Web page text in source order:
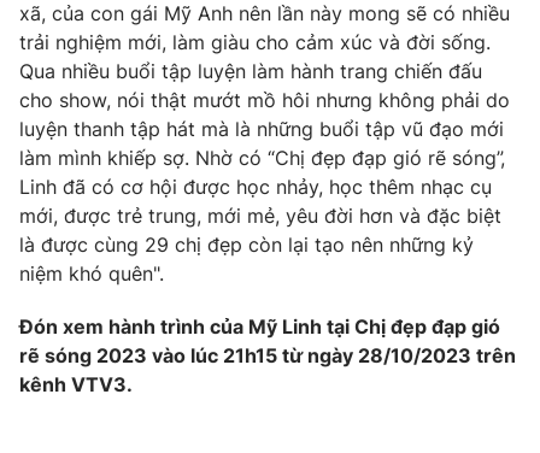
THỜI BÁO VTV
Theo dõi báo trên
Cơ quan chủ quản:Đài Truyền hình Việt Nam
Cơ quan báo chí:Thời báo VTV
Giấy phép hoạt động báo in và báo điện tử số 483/GP-BTTTT
Tổng Biên tập:Vũ Thanh Thủy
Phó Tổng Biên tập:
Nguyễn Trọng Ninh
xã, của con gái Mỹ Anh nên lần này mong sẽ có nhiều
trải nghiệm mới, làm giàu cho cảm xúc và đời sống.
Qua nhiều buổi tập luyện làm hành trang chiến đấu
cho show, nói thật mướt mồ hôi nhưng không phải do
luyện thanh tập hát mà là những buổi tập vũ đạo mới
làm mình khiếp sợ. Nhờ có “Chị đẹp đạp gió rẽ sóng”,
Linh đã có cơ hội được học nhảy, học thêm nhạc cụ
mới, được trẻ trung, mới mẻ, yêu đời hơn và đặc biệt
là được cùng 29 chị đẹp còn lại tạo nên những kỷ
niệm khó quên".
Đón xem hành trình của Mỹ Linh tại Chị đẹp đạp gió
rẽ sóng 2023 vào lúc 21h15 từ ngày 28/10/2023 trên
kênh VTV3.